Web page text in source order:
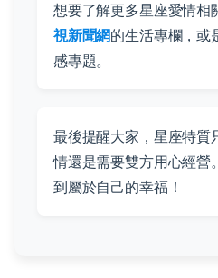
想要了解更多星座愛情相
視新聞網的生活專欄，或
感專題。
最後提醒大家，星座特質
情還是需要雙方用心經營
到屬於自己的幸福！